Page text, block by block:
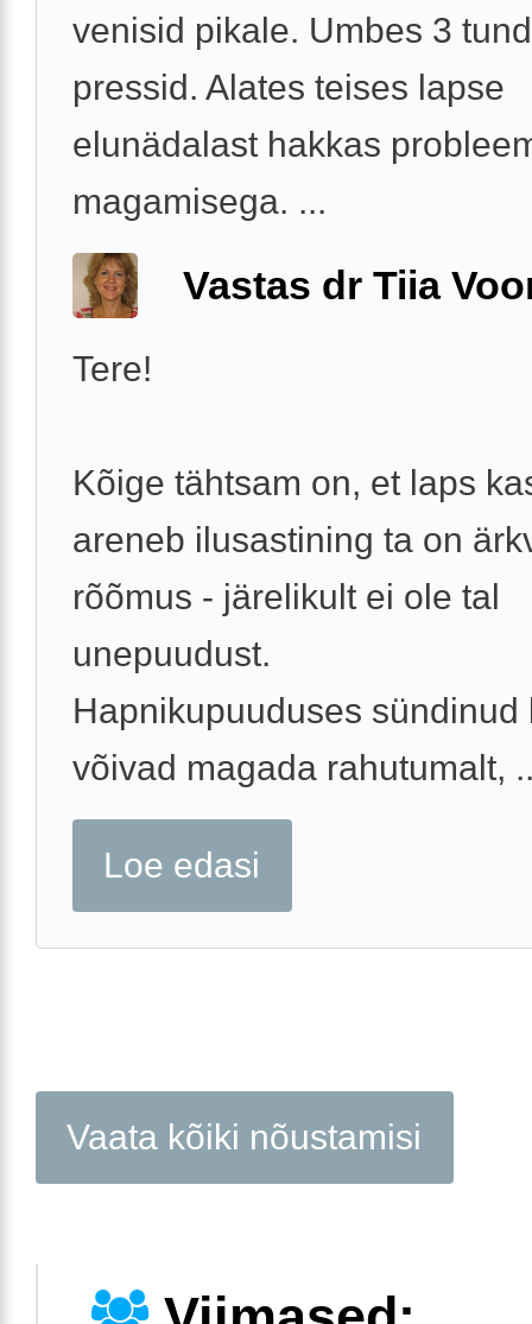
venisid pikale. Umbes 3
pressid. Alates teises lapse
elunädalast hakkas
magamisega. ...
Vastas dr Tiia
Tere!
Kõige tähtsam on, et laps
areneb ilusastining ta on
rõõmus - järelikult ei ole tal
unepuudust.
Hapnikupuuduses sündinud
võivad magada rahutumalt,
Loe edasi
Vaata kõiki nõustamisi